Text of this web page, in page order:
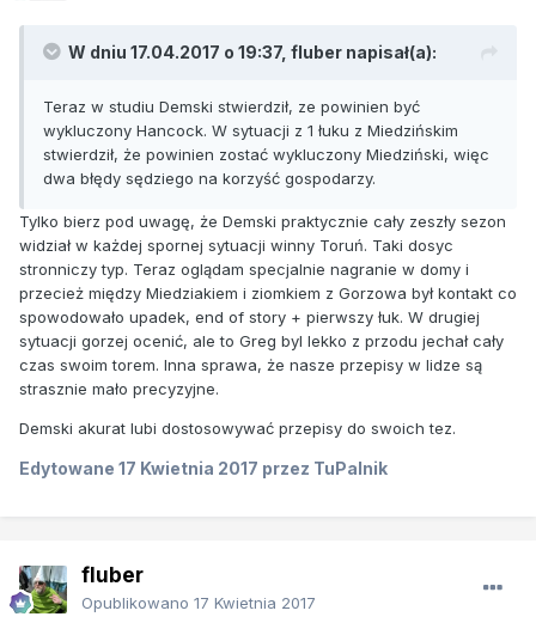
W dniu 17.04.2017 o 19:37, fluber napisał(a):
Teraz w studiu Demski stwierdził, ze powinien być
wykluczony Hancock. W sytuacji z 1 łuku z Miedzińskim
stwierdził, że powinien zostać wykluczony Miedziński, więc
dwa błędy sędziego na korzyść gospodarzy.
Tylko bierz pod uwagę, że Demski praktycznie cały zeszły sezon
widział w każdej spornej sytuacji winny Toruń. Taki dosyc
stronniczy typ. Teraz oglądam specjalnie nagranie w domy i
przecież między Miedziakiem i ziomkiem z Gorzowa był kontakt co
spowodowało upadek, end of story + pierwszy łuk. W drugiej
sytuacji gorzej ocenić, ale to Greg byl lekko z przodu jechał cały
czas swoim torem. Inna sprawa, że nasze przepisy w lidze są
strasznie mało precyzyjne.
Demski akurat lubi dostosowywać przepisy do swoich tez.
Edytowane 17 Kwietnia 2017 przez TuPalnik
fluber
Opublikowano 17 Kwietnia 2017